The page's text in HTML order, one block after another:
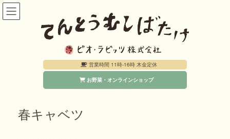
コ
ナ
営業時間 11時-16時 木金定休
お野菜・オンラインショップ
春キャベツ